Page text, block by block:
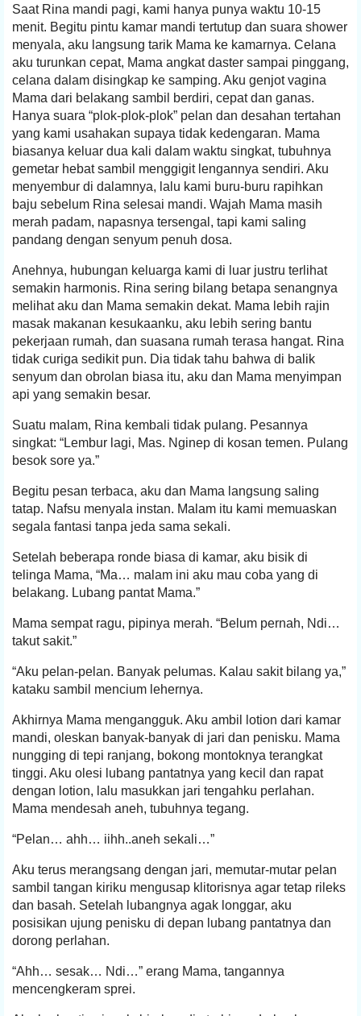
Saat Rina mandi pagi, kami hanya punya waktu 10-15
menit. Begitu pintu kamar mandi tertutup dan suara shower
menyala, aku langsung tarik Mama ke kamarnya. Celana
aku turunkan cepat, Mama angkat daster sampai pinggang,
celana dalam disingkap ke samping. Aku genjot vagina
Mama dari belakang sambil berdiri, cepat dan ganas.
Hanya suara “plok-plok-plok” pelan dan desahan tertahan
yang kami usahakan supaya tidak kedengaran. Mama
biasanya keluar dua kali dalam waktu singkat, tubuhnya
gemetar hebat sambil menggigit lengannya sendiri. Aku
menyembur di dalamnya, lalu kami buru-buru rapihkan
baju sebelum Rina selesai mandi. Wajah Mama masih
merah padam, napasnya tersengal, tapi kami saling
pandang dengan senyum penuh dosa.
Anehnya, hubungan keluarga kami di luar justru terlihat
semakin harmonis. Rina sering bilang betapa senangnya
melihat aku dan Mama semakin dekat. Mama lebih rajin
masak makanan kesukaanku, aku lebih sering bantu
pekerjaan rumah, dan suasana rumah terasa hangat. Rina
tidak curiga sedikit pun. Dia tidak tahu bahwa di balik
senyum dan obrolan biasa itu, aku dan Mama menyimpan
api yang semakin besar.
Suatu malam, Rina kembali tidak pulang. Pesannya
singkat: “Lembur lagi, Mas. Nginep di kosan temen. Pulang
besok sore ya.”
Begitu pesan terbaca, aku dan Mama langsung saling
tatap. Nafsu menyala instan. Malam itu kami memuaskan
segala fantasi tanpa jeda sama sekali.
Setelah beberapa ronde biasa di kamar, aku bisik di
telinga Mama, “Ma… malam ini aku mau coba yang di
belakang. Lubang pantat Mama.”
Mama sempat ragu, pipinya merah. “Belum pernah, Ndi…
takut sakit.”
“Aku pelan-pelan. Banyak pelumas. Kalau sakit bilang ya,”
kataku sambil mencium lehernya.
Akhirnya Mama mengangguk. Aku ambil lotion dari kamar
mandi, oleskan banyak-banyak di jari dan penisku. Mama
nungging di tepi ranjang, bokong montoknya terangkat
tinggi. Aku olesi lubang pantatnya yang kecil dan rapat
dengan lotion, lalu masukkan jari tengahku perlahan.
Mama mendesah aneh, tubuhnya tegang.
“Pelan… ahh… iihh..aneh sekali…”
Aku terus merangsang dengan jari, memutar-mutar pelan
sambil tangan kiriku mengusap klitorisnya agar tetap rileks
dan basah. Setelah lubangnya agak longgar, aku
posisikan ujung penisku di depan lubang pantatnya dan
dorong perlahan.
“Ahh… sesak… Ndi…” erang Mama, tangannya
mencengkeram sprei.